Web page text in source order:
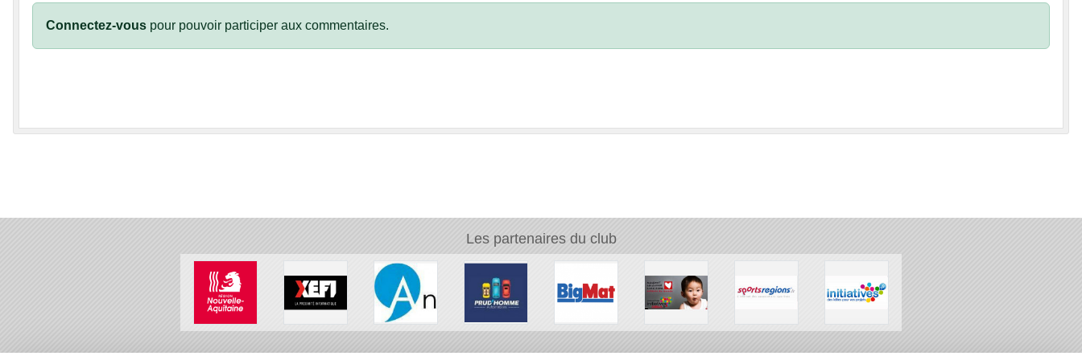
Connectez-vous pour pouvoir participer aux commentaires.
Les partenaires du club